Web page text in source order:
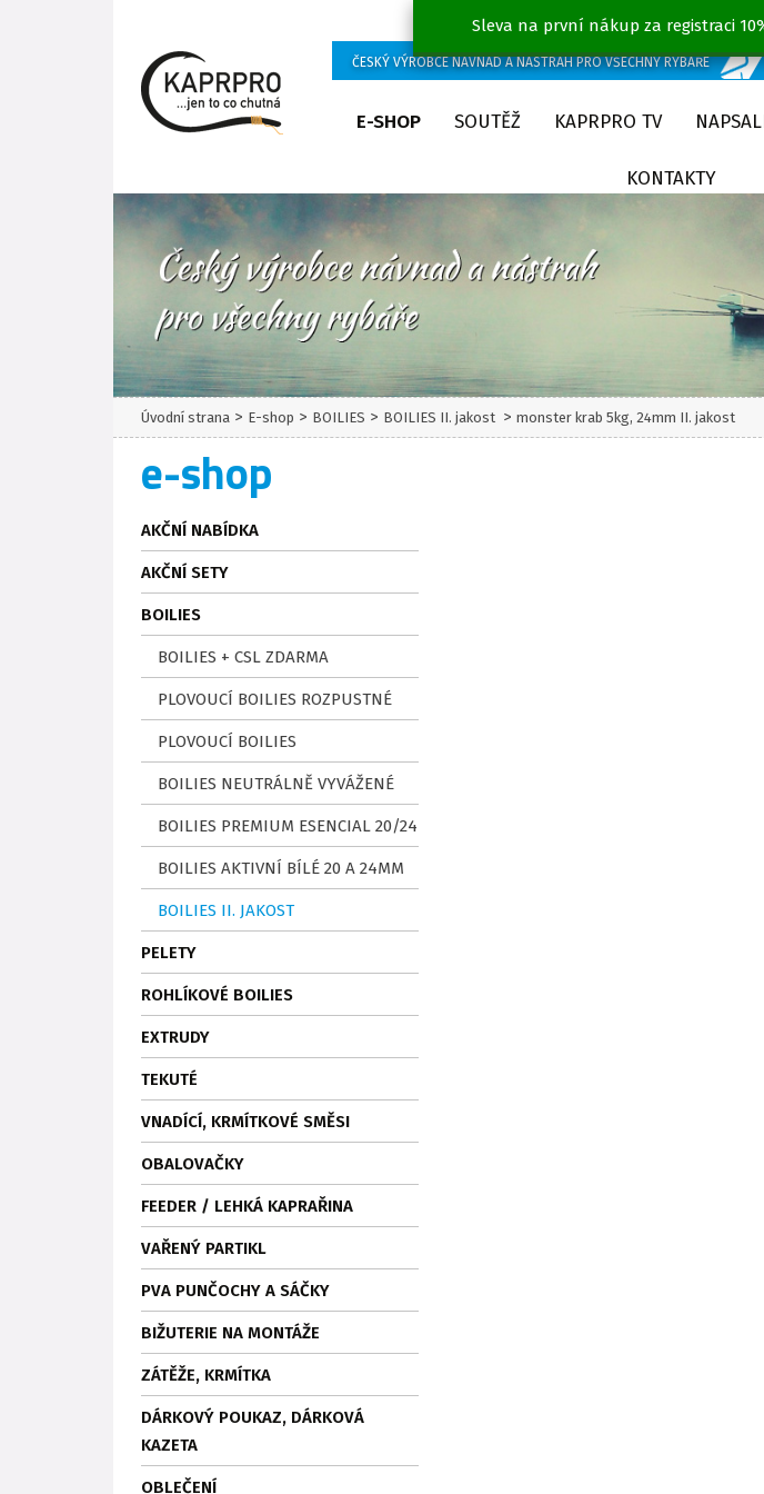
Sleva na první nákup za registraci
ČESKÝ VÝROBCE NÁVNAD A NÁSTRAH PRO VŠECHNY RYBÁŘE
E-SHOP SOUTĚŽ KAPRPRO TV
KONTAKTY
Úvodní strana > E-shop > BOILIES > BOILIES II. jakost > monster krab 5kg, 24mm II. jakost
e-shop
AKČNÍ NABÍDKA
AKČNÍ SETY
BOILIES
BOILIES + CSL ZDARMA
PLOVOUCÍ BOILIES ROZPUSTNÉ
PLOVOUCÍ BOILIES
BOILIES NEUTRÁLNĚ VYVÁŽENÉ
BOILIES PREMIUM ESENCIAL 20/24
BOILIES AKTIVNÍ BÍLÉ 20 A 24MM
BOILIES II. JAKOST
PELETY
ROHLÍKOVÉ BOILIES
EXTRUDY
TEKUTÉ
VNADÍCÍ, KRMÍTKOVÉ SMĚSI
OBALOVAČKY
FEEDER / LEHKÁ KAPRAŘINA
VAŘENÝ PARTIKL
PVA PUNČOCHY A SÁČKY
BIŽUTERIE NA MONTÁŽE
ZÁTĚŽE, KRMÍTKA
DÁRKOVÝ POUKAZ, DÁRKOVÁ
KAZETA
OBLEČENÍ